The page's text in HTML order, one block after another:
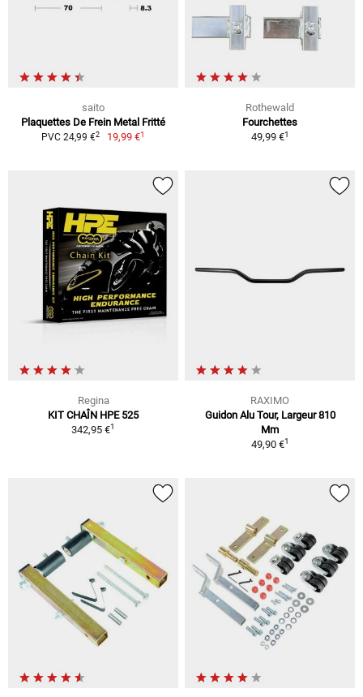
saito
Plaquettes De Frein Metal Fritté
PVC 24,99 €2 19,99 €1
Rothewald
Fourchettes
49,99 €1
Regina
KIT CHAÎN HPE 525
342,95 €1
RAXIMO
Guidon Alu Tour, Largeur 810
Mm
49,90 €1